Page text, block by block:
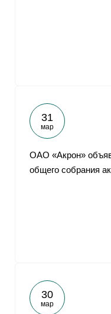
31
мар
ОАО «Акрон»
общего собрания
30
мар